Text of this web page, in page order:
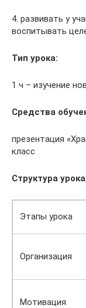
4. развивать у
воспитывать
Тип урока:
1 ч – изучение
Средства
презентация
класс
Структура
Этапы урока
Организация
Мотивация